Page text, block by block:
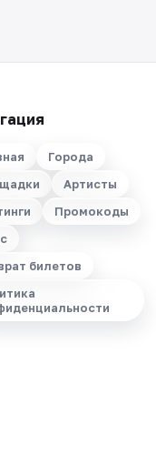
Города
Артисты
Промокоды
билетов